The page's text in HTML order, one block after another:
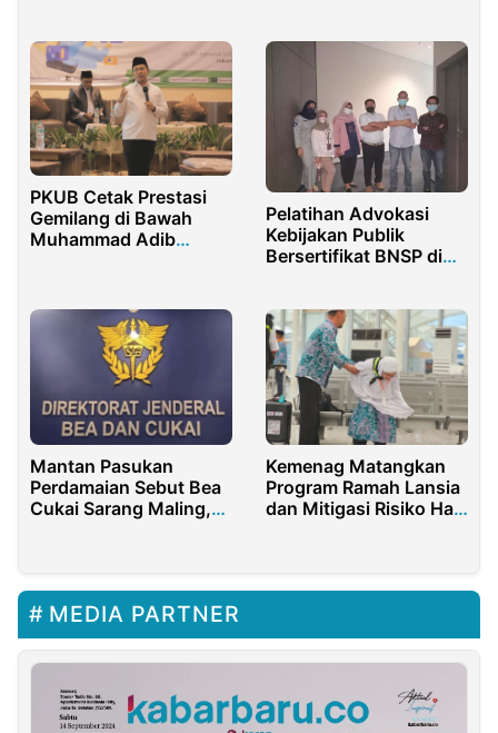
Masyarakat
PKUB Cetak Prestasi
Gemilang di Bawah
Muhammad Adib
Pelatihan Advokasi
Kebijakan Publik
Bersertifikat BNSP di
Mantan Pasukan
Perdamaian Sebut Bea
Cukai Sarang Maling,
Kemenag Matangkan
Program Ramah Lansia
dan Mitigasi Risiko Haji
MEDIA PARTNER